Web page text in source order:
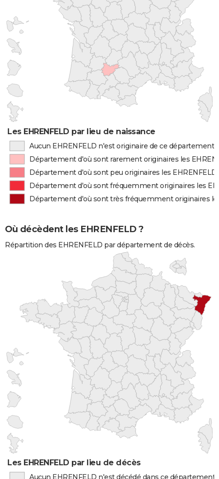
Les EHRENFELD par lieu de naissance
Aucun EHRENFELD n'est originaire de ce département
Département d'où sont rarement originaires les
Département d'où sont peu originaires les EHRENFELD
Département d'où sont fréquemment originaires les
Département d'où sont très fréquemment originaires
Où décèdent les EHRENFELD ?
Répartition des EHRENFELD par département de décès.
Les EHRENFELD par lieu de décès
Aucun EHRENFELD n'est décédé dans ce département